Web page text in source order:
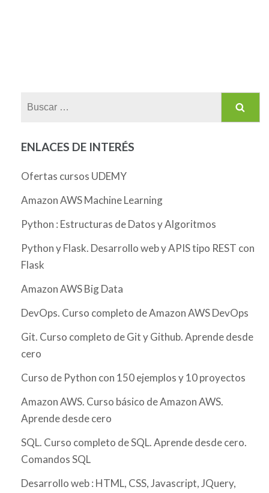
ENLACES DE INTERÉS
Ofertas cursos UDEMY
Amazon AWS Machine Learning
Python : Estructuras de Datos y Algoritmos
Python y Flask. Desarrollo web y APIS tipo REST con
Flask
Amazon AWS Big Data
DevOps. Curso completo de Amazon AWS DevOps
Git. Curso completo de Git y Github. Aprende desde
cero
Curso de Python con 150 ejemplos y 10 proyectos
Amazon AWS. Curso básico de Amazon AWS.
Aprende desde cero
SQL. Curso completo de SQL. Aprende desde cero.
Comandos SQL
Desarrollo web : HTML, CSS, Javascript, JQuery,